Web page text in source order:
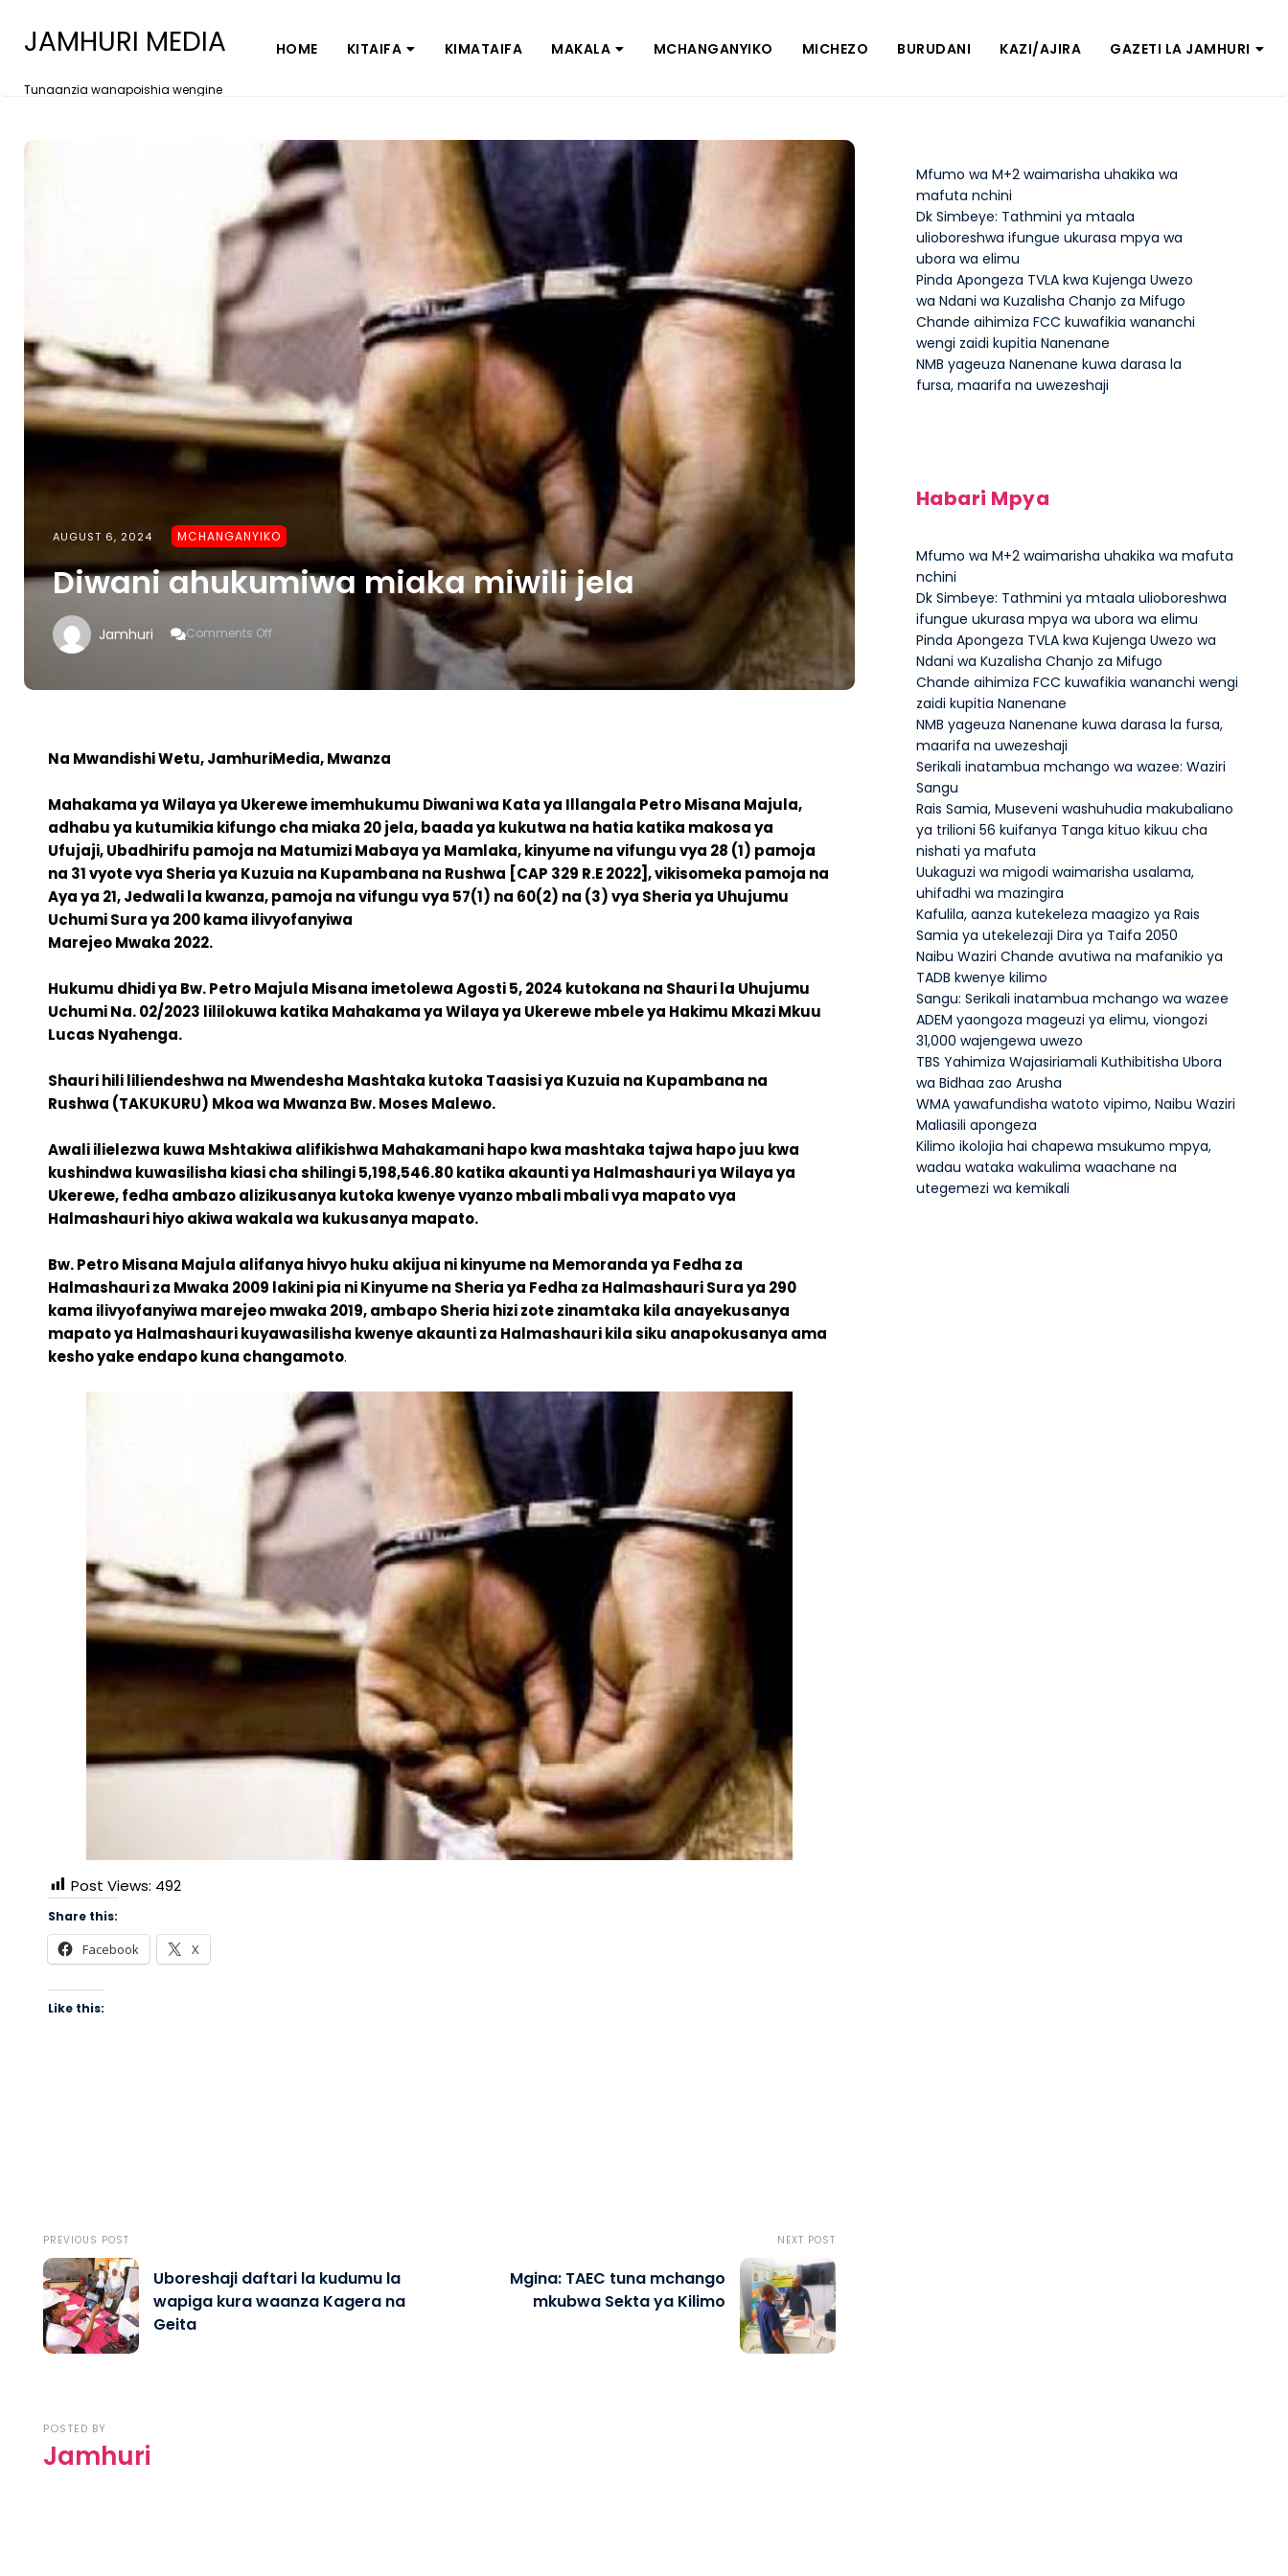
JAMHURI MEDIA
Tunaanzia wanapoishia wengine
HOME KITAIFA KIMATAIFA MAKALA MCHANGANYIKO MICHEZO BURUDANI KAZI/AJIRA GAZETI LA JAMHURI
AUGUST 6, 2024 MCHANGANYIKO
Diwani ahukumiwa miaka miwili jela
Jamhuri Comments Off
Na Mwandishi Wetu, JamhuriMedia, Mwanza
Mahakama ya Wilaya ya Ukerewe imemhukumu Diwani wa Kata ya Illangala Petro Misana Majula,
adhabu ya kutumikia kifungo cha miaka 20 jela, baada ya kukutwa na hatia katika makosa ya
Ufujaji, Ubadhirifu pamoja na Matumizi Mabaya ya Mamlaka, kinyume na vifungu vya 28 (1) pamoja
na 31 vyote vya Sheria ya Kuzuia na Kupambana na Rushwa [CAP 329 R.E 2022], vikisomeka pamoja na
Aya ya 21, Jedwali la kwanza, pamoja na vifungu vya 57(1) na 60(2) na (3) vya Sheria ya Uhujumu
Uchumi Sura ya 200 kama ilivyofanyiwa
Marejeo Mwaka 2022.
Hukumu dhidi ya Bw. Petro Majula Misana imetolewa Agosti 5, 2024 kutokana na Shauri la Uhujumu
Uchumi Na. 02/2023 lililokuwa katika Mahakama ya Wilaya ya Ukerewe mbele ya Hakimu Mkazi Mkuu
Lucas Nyahenga.
Shauri hili liliendeshwa na Mwendesha Mashtaka kutoka Taasisi ya Kuzuia na Kupambana na
Rushwa (TAKUKURU) Mkoa wa Mwanza Bw. Moses Malewo.
Awali ilielezwa kuwa Mshtakiwa alifikishwa Mahakamani hapo kwa mashtaka tajwa hapo juu kwa
kushindwa kuwasilisha kiasi cha shilingi 5,198,546.80 katika akaunti ya Halmashauri ya Wilaya ya
Ukerewe, fedha ambazo alizikusanya kutoka kwenye vyanzo mbali mbali vya mapato vya
Halmashauri hiyo akiwa wakala wa kukusanya mapato.
Bw. Petro Misana Majula alifanya hivyo huku akijua ni kinyume na Memoranda ya Fedha za
Halmashauri za Mwaka 2009 lakini pia ni Kinyume na Sheria ya Fedha za Halmashauri Sura ya 290
kama ilivyofanyiwa marejeo mwaka 2019, ambapo Sheria hizi zote zinamtaka kila anayekusanya
mapato ya Halmashauri kuyawasilisha kwenye akaunti za Halmashauri kila siku anapokusanya ama
kesho yake endapo kuna changamoto.
Post Views: 492
Share this:
Facebook X
Like this:
PREVIOUS POST
Uboreshaji daftari la kudumu la
wapiga kura waanza Kagera na
Geita
NEXT POST
Mgina: TAEC tuna mchango
mkubwa Sekta ya Kilimo
POSTED BY
Jamhuri
Mfumo wa M+2 waimarisha uhakika wa
mafuta nchini
Dk Simbeye: Tathmini ya mtaala
ulioboreshwa ifungue ukurasa mpya wa
ubora wa elimu
Pinda Apongeza TVLA kwa Kujenga Uwezo
wa Ndani wa Kuzalisha Chanjo za Mifugo
Chande aihimiza FCC kuwafikia wananchi
wengi zaidi kupitia Nanenane
NMB yageuza Nanenane kuwa darasa la
fursa, maarifa na uwezeshaji
Habari Mpya
Mfumo wa M+2 waimarisha uhakika wa mafuta
nchini
Dk Simbeye: Tathmini ya mtaala ulioboreshwa
ifungue ukurasa mpya wa ubora wa elimu
Pinda Apongeza TVLA kwa Kujenga Uwezo wa
Ndani wa Kuzalisha Chanjo za Mifugo
Chande aihimiza FCC kuwafikia wananchi wengi
zaidi kupitia Nanenane
NMB yageuza Nanenane kuwa darasa la fursa,
maarifa na uwezeshaji
Serikali inatambua mchango wa wazee: Waziri
Sangu
Rais Samia, Museveni washuhudia makubaliano
ya trilioni 56 kuifanya Tanga kituo kikuu cha
nishati ya mafuta
Uukaguzi wa migodi waimarisha usalama,
uhifadhi wa mazingira
Kafulila, aanza kutekeleza maagizo ya Rais
Samia ya utekelezaji Dira ya Taifa 2050
Naibu Waziri Chande avutiwa na mafanikio ya
TADB kwenye kilimo
Sangu: Serikali inatambua mchango wa wazee
ADEM yaongoza mageuzi ya elimu, viongozi
31,000 wajengewa uwezo
TBS Yahimiza Wajasiriamali Kuthibitisha Ubora
wa Bidhaa zao Arusha
WMA yawafundisha watoto vipimo, Naibu Waziri
Maliasili apongeza
Kilimo ikolojia hai chapewa msukumo mpya,
wadau wataka wakulima waachane na
utegemezi wa kemikali